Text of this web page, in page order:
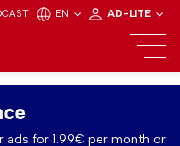
EN AD-LITE
ads for 1.99€ per month or